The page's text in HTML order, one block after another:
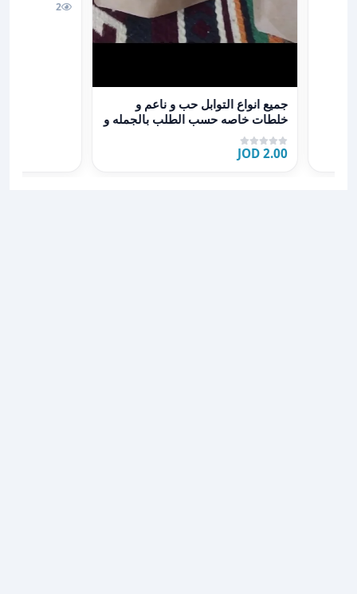
عرض تفاصيل جميع انواع التوابل حب و ناعم و خلطات
جميع انواع التوابل حب و ناعم و
خلطات خاصه حسب الطلب بالجمله و
التجزئه
2.00 JOD
2